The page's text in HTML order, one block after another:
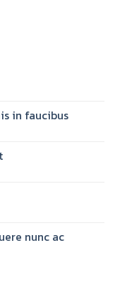
in faucibus
nunc ac